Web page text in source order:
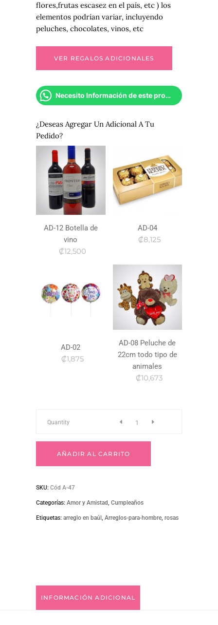
flores,frutas escasez en el país, etc ) los
elementos podrían variar, incluyendo
peluches, chocolates, vinos, etc
Necesito Información de este producto
¿Deseas Agregar Un Adicional A Tu
Pedido?
AD-12 Botella de
vino
₡12,500
AD-04
₡8,125
AD-02
₡1,875
AD-08 Peluche de
22cm todo tipo de
animales
₡10,673
A-
Quantity
AÑADIR AL CARRITO
SKU: Cód A-47
Categorías: Amor y Amistad, Cumpleaños
Etiquetas: arreglo en baúl , Arreglos-para-hombre, rosas
INFORMACIÓN ADICIONAL